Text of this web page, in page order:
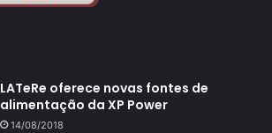
LATeRe oferece novas fontes de
alimentação da XP Power
14/08/2018